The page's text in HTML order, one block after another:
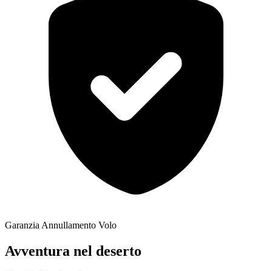
Garanzia Annullamento Volo
Avventura nel deserto